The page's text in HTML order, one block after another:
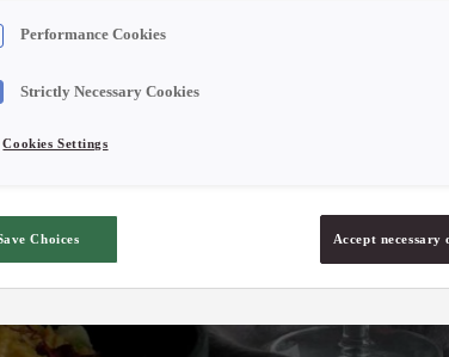
Performance Cookies
Strictly Necessary Cookies
Cookies Settings
Choices Accept necessary